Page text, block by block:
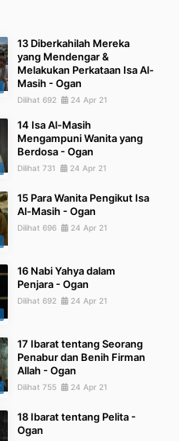
13 Diberkahilah Mereka
yang Mendengar &
Melakukan Perkataan Isa Al-
Masih - Ogan
Dilihat 692 24 Apr 21
14 Isa Al-Masih
Mengampuni Wanita yang
Berdosa - Ogan
Dilihat 731 24 Apr 21
15 Para Wanita Pengikut Isa
Al-Masih - Ogan
Dilihat 696 24 Apr 21
16 Nabi Yahya dalam
Penjara - Ogan
Dilihat 692 24 Apr 21
17 Ibarat tentang Seorang
Penabur dan Benih Firman
Allah - Ogan
Dilihat 755 24 Apr 21
18 Ibarat tentang Pelita -
Ogan